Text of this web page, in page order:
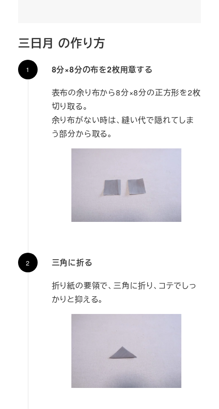
三日月 の作り方
8分×8分の布を2枚用意する
表布の余り布から8分×8分の正方形を2枚
切り取る。
余り布がない時は、縫い代で隠れてしま
う部分から取る。
三角に折る
折り紙の要領で、三角に折り、コテでしっ
かりと抑える。